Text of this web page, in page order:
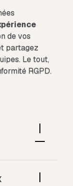
de vos
partagez
Le tout,
RGPD.